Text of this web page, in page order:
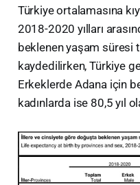
Türkiye ortalamasına
2018-2020 yılları
beklenen yaşam süresi
kaydedilirken, Türkiye
Erkeklerde Adana için
kadınlarda ise 80,5 yıl